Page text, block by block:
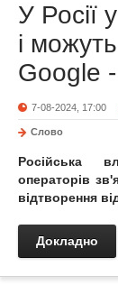
У Росії
і
Google
7-08-2024, 17:00
Слово
Російська
операторів
відтворення
Докладно